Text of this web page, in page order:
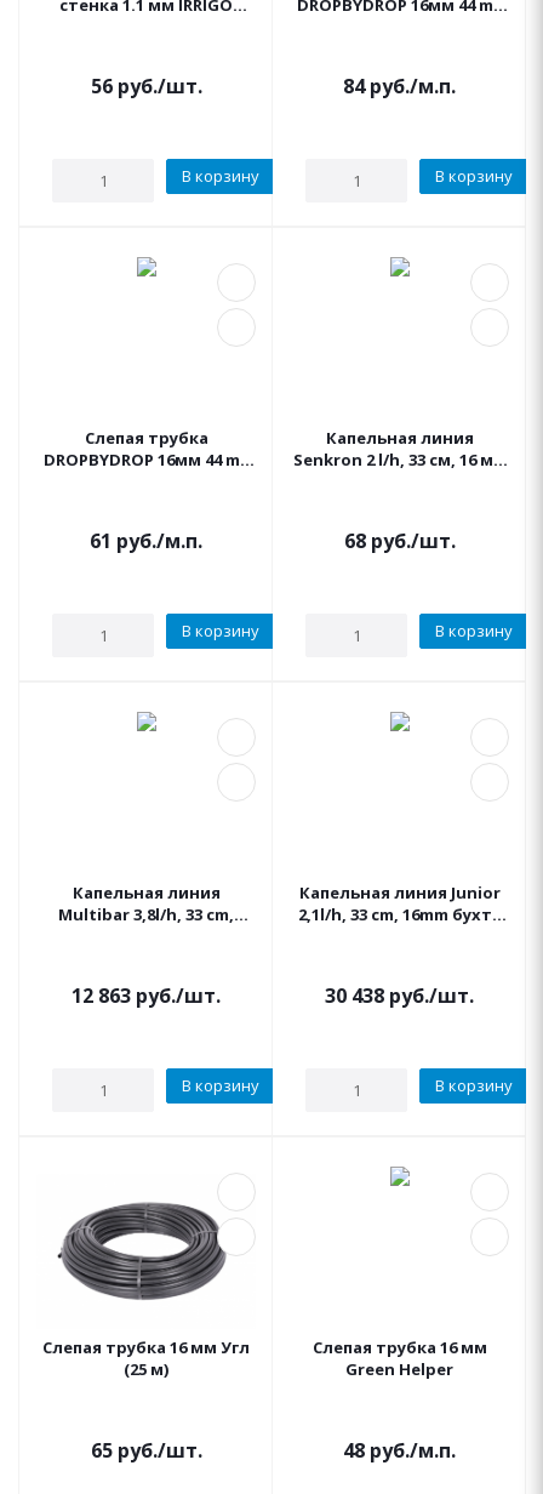
стенка 1.1 мм IRRIGO
56руб./шт.
В корзину
DROPBYDROP 16мм 44 mil
84руб./м.п.
В корзину
Слепая трубка
DROPBYDROP 16мм 44 mil
61 руб./м.п.
В корзину
Капельная линия
Senkron 2 l/h, 33 см, 16 мм
68руб./шт.
В корзину
Капельная линия
Multibar 3,8l/h, 33 cm,
12 863 руб./шт.
В корзину
Капельная линия Junior
2,1l/h, 33 cm, 16mm бухта
30 438 руб./шт.
В корзину
Слепая трубка 16 мм Угл
(25 м)
65руб./шт.
Слепая трубка 16 мм
Green Helper
48 руб./м.п.